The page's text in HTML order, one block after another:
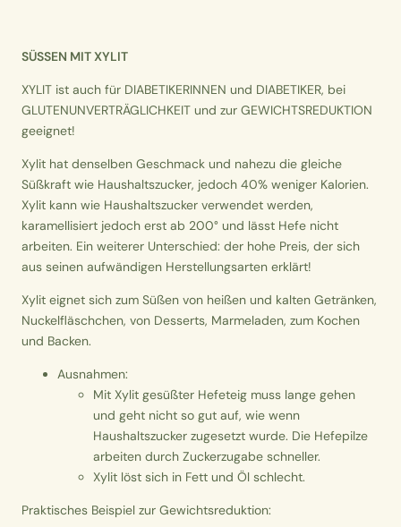
SÜSSEN MIT XYLIT
XYLIT ist auch für DIABETIKERINNEN und DIABETIKER, bei
GLUTENUNVERTRÄGLICHKEIT und zur GEWICHTSREDUKTION
geeignet!
Xylit hat denselben Geschmack und nahezu die gleiche
Süßkraft wie Haushaltszucker, jedoch 40% weniger Kalorien.
Xylit kann wie Haushaltszucker verwendet werden,
karamellisiert jedoch erst ab 200° und lässt Hefe nicht
arbeiten. Ein weiterer Unterschied: der hohe Preis, der sich
aus seinen aufwändigen Herstellungsarten erklärt!
Xylit eignet sich zum Süßen von heißen und kalten Getränken,
Nuckelfläschchen, von Desserts, Marmeladen, zum Kochen
und Backen.
Ausnahmen:
Mit Xylit gesüßter Hefeteig muss lange gehen
und geht nicht so gut auf, wie wenn
Haushaltszucker zugesetzt wurde. Die Hefepilze
arbeiten durch Zuckerzugabe schneller.
Xylit löst sich in Fett und Öl schlecht.
Praktisches Beispiel zur Gewichtsreduktion: